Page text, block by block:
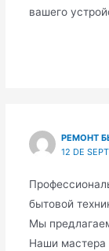
вашего
РЕМОНТ
12 DE
бытовой
Мы
Наши мастера